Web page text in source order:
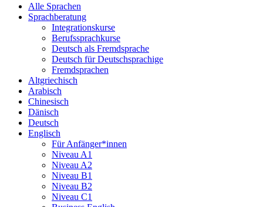
Alle Sprachen
Sprachberatung
Integrationskurse
Berufssprachkurse
Deutsch als Fremdsprache
Deutsch für Deutschsprachige
Fremdsprachen
Altgriechisch
Arabisch
Chinesisch
Dänisch
Deutsch
Englisch
Für Anfänger*innen
Niveau A1
Niveau A2
Niveau B1
Niveau B2
Niveau C1